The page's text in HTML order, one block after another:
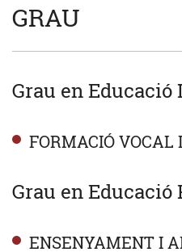
GRAU
Grau en
FORMACIÓ VOCAL
Grau en
ENSENYAMENT I